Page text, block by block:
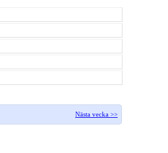
Nästa vecka >>